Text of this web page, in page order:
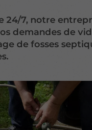
24/7, notre
demandes de
de fosses